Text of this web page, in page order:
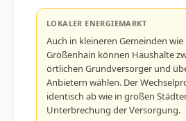
LOKALER ENERGIEMARKT
Auch in kleineren Gemeinden wie
Großenhain können Haushalte
örtlichen Grundversorger und
Anbietern wählen. Der
identisch ab wie in großen
Unterbrechung der Versorgung.